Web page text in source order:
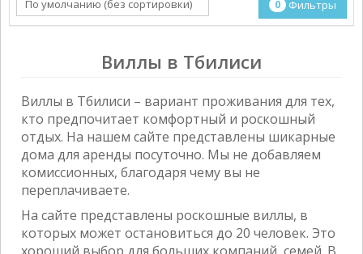
0 Фильтры
Виллы в Тбилиси
Виллы в Тбилиси – вариант проживания для тех,
кто предпочитает комфортный и роскошный
отдых. На нашем сайте представлены шикарные
дома для аренды посуточно. Мы не добавляем
комиссионных, благодаря чему вы не
переплачиваете.
На сайте представлены роскошные виллы, в
которых может остановиться до 20 человек. Это